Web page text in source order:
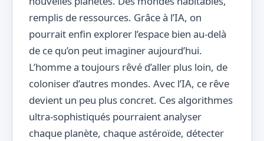
remplis de ressources. Grâce à l’IA, on
pourrait enfin explorer l’espace bien au-delà
de ce qu’on peut imaginer aujourd’hui.
L’homme a toujours rêvé d’aller plus loin, de
coloniser d’autres mondes. Avec l’IA, ce rêve
devient un peu plus concret. Ces algorithmes
ultra-sophistiqués pourraient analyser
chaque planète, chaque astéroïde, détecter